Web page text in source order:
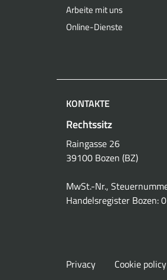
Arbeite mit uns
Online-Dienste
KONTAKTE
Rechtssitz
Raingasse 26
39100 Bozen (BZ)
MwSt.-Nr.,
Handelsregister Bozen:
Privacy Cookie policy